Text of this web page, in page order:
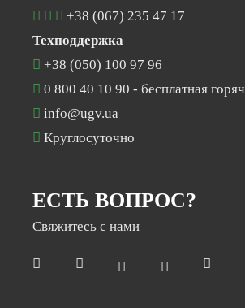
+38 (067) 235 47 17
Техподдержка
+38 (050) 100 97 96
0 800 40 10 90 - бесплатная
info@ugv.ua
Круглосуточно
ЕСТЬ ВОПРОС?
Свяжитесь с нами